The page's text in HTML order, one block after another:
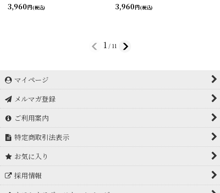
3,960円(税込) 3,960円(税込)
1 / 11
マイページ
メルマガ登録
ご利用案内
特定商取引法表示
お気に入り
採用情報